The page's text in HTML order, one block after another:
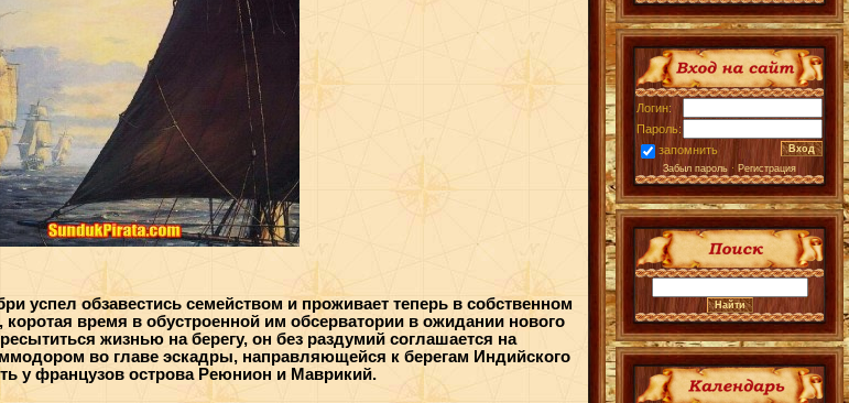
успел обзавестись семейством и проживает теперь в собственном
время в обустроенной им обсерватории в ожидании нового
жизнью на берегу, он без раздумий соглашается на
во главе эскадры, направляющейся к берегам Индийского
у французов острова Реюнион и Маврикий.
Логин:
Пароль:
запомнить
Забыл пароль · Регистрация